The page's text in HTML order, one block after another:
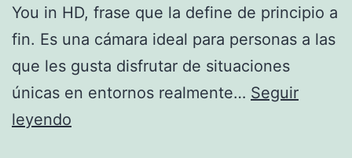
You in HD, frase que la define de principio a
fin. Es una cámara ideal para personas a las
que les gusta disfrutar de situaciones
únicas en entornos realmente… Seguir
leyendo